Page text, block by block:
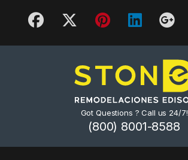
Got Questions ? Call us 24/7!
(800) 8001-8588